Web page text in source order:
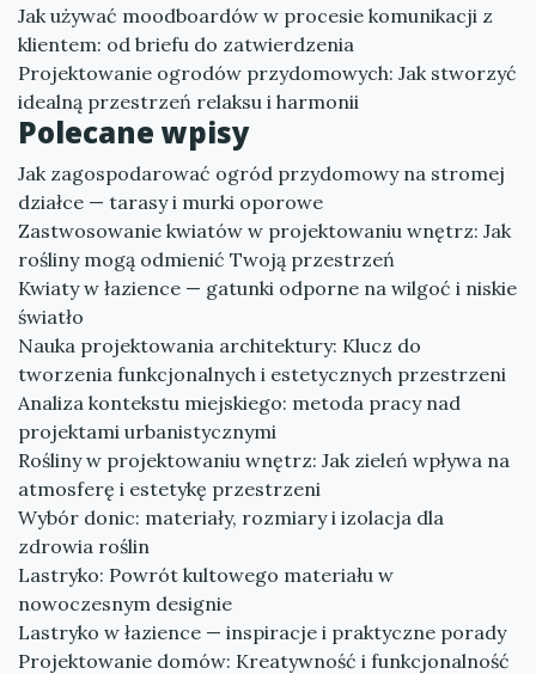
Jak używać moodboardów w procesie komunikacji z
klientem: od briefu do zatwierdzenia
Projektowanie ogrodów przydomowych: Jak stworzyć
idealną przestrzeń relaksu i harmonii
Polecane wpisy
Jak zagospodarować ogród przydomowy na stromej
działce — tarasy i murki oporowe
Zastwosowanie kwiatów w projektowaniu wnętrz: Jak
rośliny mogą odmienić Twoją przestrzeń
Kwiaty w łazience — gatunki odporne na wilgoć i niskie
światło
Nauka projektowania architektury: Klucz do
tworzenia funkcjonalnych i estetycznych przestrzeni
Analiza kontekstu miejskiego: metoda pracy nad
projektami urbanistycznymi
Rośliny w projektowaniu wnętrz: Jak zieleń wpływa na
atmosferę i estetykę przestrzeni
Wybór donic: materiały, rozmiary i izolacja dla
zdrowia roślin
Lastryko: Powrót kultowego materiału w
nowoczesnym designie
Lastryko w łazience — inspiracje i praktyczne porady
Projektowanie domów: Kreatywność i funkcjonalność